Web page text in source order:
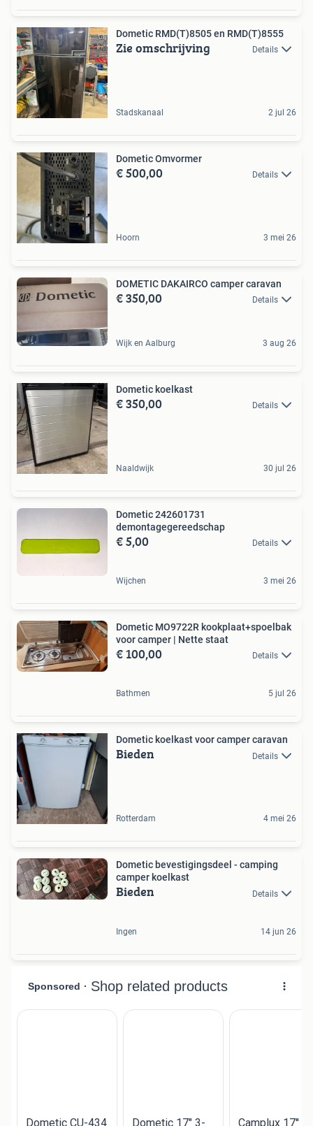
Dometic RMD(T)8505 en RMD(T)8555
Zie omschrijving Details
Stadskanaal 2 jul 26
Dometic Omvormer
€ 500,00 Details
Hoorn 3 mei 26
DOMETIC DAKAIRCO camper caravan
€ 350,00 Details
Wijk en Aalburg 3 aug 26
Dometic koelkast
€ 350,00 Details
Naaldwijk 30 jul 26
Dometic 242601731
demontagegereedschap
€ 5,00 Details
Wijchen 3 mei 26
Dometic MO9722R kookplaat+spoelbak
voor camper | Nette staat
€ 100,00 Details
Bathmen 5 jul 26
Dometic koelkast voor camper caravan
Bieden Details
Rotterdam 4 mei 26
Dometic bevestigingsdeel - camping
camper koelkast
Bieden Details
Ingen 14 jun 26